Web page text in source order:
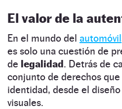
El valor de la
En el mundo del automóvil
es solo una cuestión de
de legalidad. Detrás de
conjunto de derechos
identidad, desde el
visuales.